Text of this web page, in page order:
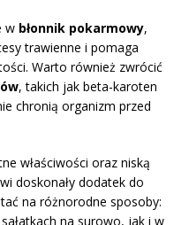
w błonnik pokarmowy,
trawienne i pomaga
Warto również zwrócić
, takich jak beta-karoten
chronią organizm przed
właściwości oraz niską
doskonały dodatek do
na różnorodne sposoby:
na surowo, jak i w